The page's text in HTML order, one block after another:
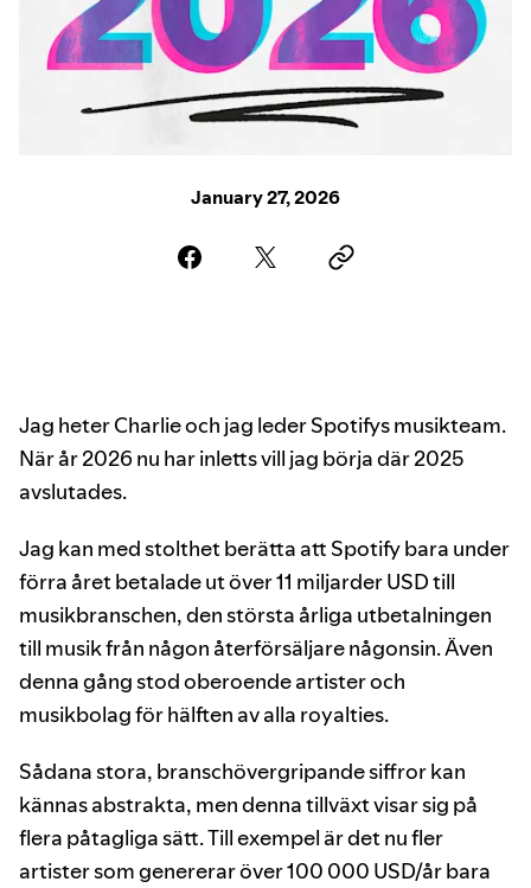
January 27, 2026
Jag heter Charlie och jag leder Spotifys musikteam.
När år 2026 nu har inletts vill jag börja där 2025
avslutades.
Jag kan med stolthet berätta att Spotify bara under
förra året betalade ut över 11 miljarder USD till
musikbranschen, den största årliga utbetalningen
till musik från någon återförsäljare någonsin. Även
denna gång stod oberoende artister och
musikbolag för hälften av alla royalties.
Sådana stora, branschövergripande siffror kan
kännas abstrakta, men denna tillväxt visar sig på
flera påtagliga sätt. Till exempel är det nu fler
artister som genererar över 100 000 USD/år bara